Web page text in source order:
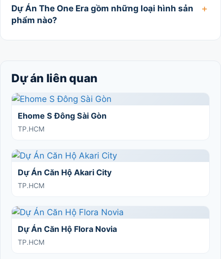
Dự Án The One Era gồm những loại hình sản
phẩm nào?
Dự án liên quan
Ehome S Đông Sài Gòn
TP.HCM
Dự Án Căn Hộ Akari City
TP.HCM
Dự Án Căn Hộ Flora Novia
TP.HCM